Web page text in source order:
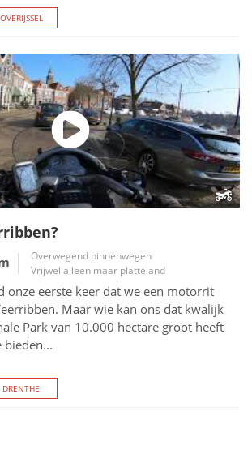
OVERIJSSEL
Overwegend binnenwegen
Vrijwel alleen maar platteland
onze eerste keer dat we een motorrit
Maar wie kan ons dat kwalijk
Park van 10.000 hectare groot heeft
bieden...
DRENTHE